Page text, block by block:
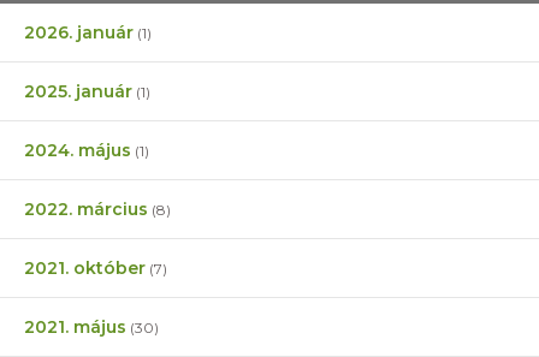
2026. január (1)
2025. január (1)
2024. május (1)
2022. március (8)
2021. október (7)
2021. május (30)